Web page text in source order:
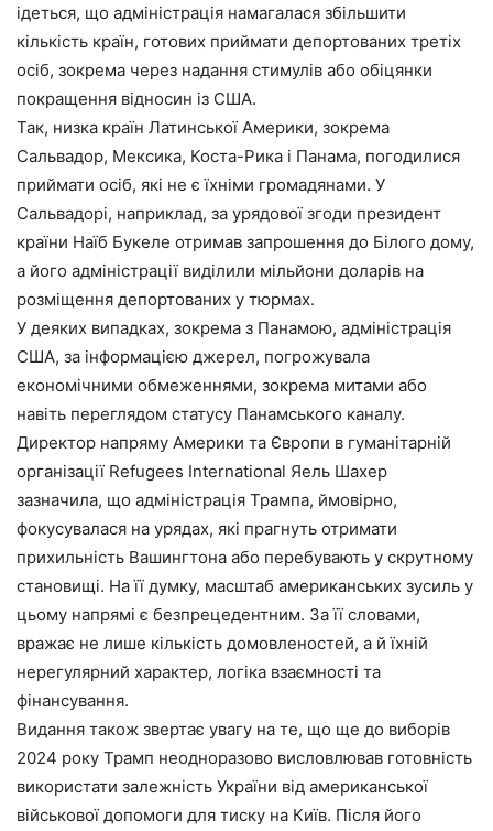
ідеться, що адміністрація намагалася збільшити
кількість країн, готових приймати депортованих третіх
осіб, зокрема через надання стимулів або обіцянки
покращення відносин із США.
Так, низка країн Латинської Америки, зокрема
Сальвадор, Мексика, Коста-Рика і Панама, погодилися
приймати осіб, які не є їхніми громадянами. У
Сальвадорі, наприклад, за урядової згоди президент
країни Наїб Букеле отримав запрошення до Білого дому,
а його адміністрації виділили мільйони доларів на
розміщення депортованих у тюрмах.
У деяких випадках, зокрема з Панамою, адміністрація
США, за інформацією джерел, погрожувала
економічними обмеженнями, зокрема митами або
навіть переглядом статусу Панамського каналу.
Директор напряму Америки та Європи в гуманітарній
організації Refugees International Яель Шахер
зазначила, що адміністрація Трампа, ймовірно,
фокусувалася на урядах, які прагнуть отримати
прихильність Вашингтона або перебувають у скрутному
становищі. На її думку, масштаб американських зусиль у
цьому напрямі є безпрецедентним. За її словами,
вражає не лише кількість домовленостей, а й їхній
нерегулярний характер, логіка взаємності та
фінансування.
Видання також звертає увагу на те, що ще до виборів
2024 року Трамп неодноразово висловлював готовність
використати залежність України від американської
військової допомоги для тиску на Київ. Після його